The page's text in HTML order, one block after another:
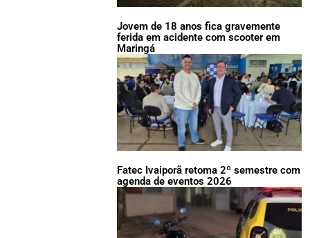
Jovem de 18 anos fica gravemente
ferida em acidente com scooter em
Maringá
Fatec Ivaiporã retoma 2º semestre com
agenda de eventos 2026